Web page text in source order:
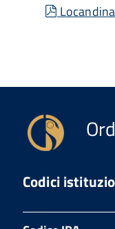
pdf
Codici